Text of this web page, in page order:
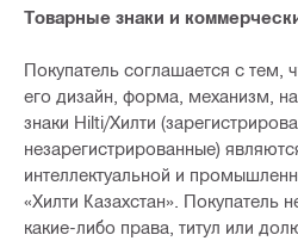
Товарные знаки и
Покупатель соглашается с тем,
его дизайн, форма, механизм,
знаки Hilti/Хилти
незарегистрированные)
интеллектуальной и
«Хилти Казахстан». Покупатель
какие-либо права, титул или